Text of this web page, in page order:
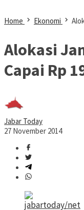
Home Ekonomi
Alokasi
Capai Rp
Jabar Today
27 November 2014